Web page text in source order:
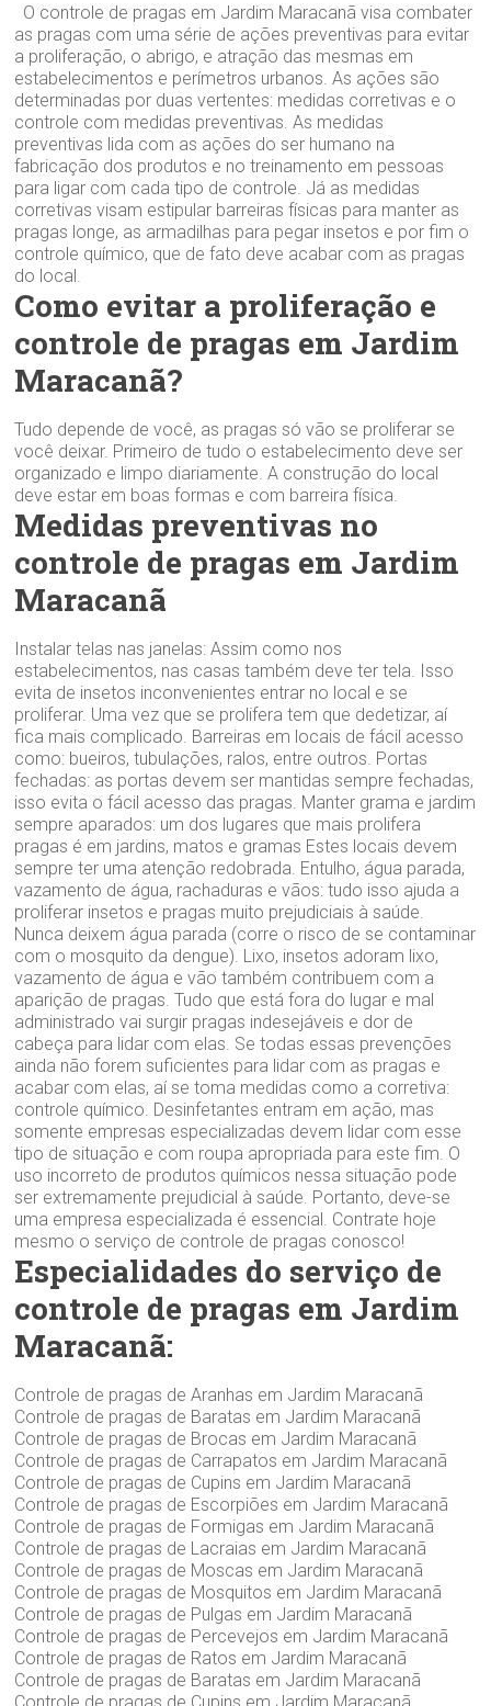
O controle de pragas em Jardim Maracanã visa combater
as pragas com uma série de ações preventivas para evitar
a proliferação, o abrigo, e atração das mesmas em
estabelecimentos e perímetros urbanos. As ações são
determinadas por duas vertentes: medidas corretivas e o
controle com medidas preventivas. As medidas
preventivas lida com as ações do ser humano na
fabricação dos produtos e no treinamento em pessoas
para ligar com cada tipo de controle. Já as medidas
corretivas visam estipular barreiras físicas para manter as
pragas longe, as armadilhas para pegar insetos e por fim o
controle químico, que de fato deve acabar com as pragas
do local.
Como evitar a proliferação e
controle de pragas em Jardim
Maracanã?
Tudo depende de você, as pragas só vão se proliferar se
você deixar. Primeiro de tudo o estabelecimento deve ser
organizado e limpo diariamente. A construção do local
deve estar em boas formas e com barreira física.
Medidas preventivas no
controle de pragas em Jardim
Maracanã
Instalar telas nas janelas: Assim como nos
estabelecimentos, nas casas também deve ter tela. Isso
evita de insetos inconvenientes entrar no local e se
proliferar. Uma vez que se prolifera tem que dedetizar, aí
fica mais complicado. Barreiras em locais de fácil acesso
como: bueiros, tubulações, ralos, entre outros. Portas
fechadas: as portas devem ser mantidas sempre fechadas,
isso evita o fácil acesso das pragas. Manter grama e jardim
sempre aparados: um dos lugares que mais prolifera
pragas é em jardins, matos e gramas Estes locais devem
sempre ter uma atenção redobrada. Entulho, água parada,
vazamento de água, rachaduras e vãos: tudo isso ajuda a
proliferar insetos e pragas muito prejudiciais à saúde.
Nunca deixem água parada (corre o risco de se contaminar
com o mosquito da dengue). Lixo, insetos adoram lixo,
vazamento de água e vão também contribuem com a
aparição de pragas. Tudo que está fora do lugar e mal
administrado vai surgir pragas indesejáveis e dor de
cabeça para lidar com elas. Se todas essas prevenções
ainda não forem suficientes para lidar com as pragas e
acabar com elas, aí se toma medidas como a corretiva:
controle químico. Desinfetantes entram em ação, mas
somente empresas especializadas devem lidar com esse
tipo de situação e com roupa apropriada para este fim. O
uso incorreto de produtos químicos nessa situação pode
ser extremamente prejudicial à saúde. Portanto, deve-se
uma empresa especializada é essencial. Contrate hoje
mesmo o serviço de controle de pragas conosco!
Especialidades do serviço de
controle de pragas em Jardim
Maracanã:
Controle de pragas de Aranhas em Jardim Maracanã
Controle de pragas de Baratas em Jardim Maracanã
Controle de pragas de Brocas em Jardim Maracanã
Controle de pragas de Carrapatos em Jardim Maracanã
Controle de pragas de Cupins em Jardim Maracanã
Controle de pragas de Escorpiões em Jardim Maracanã
Controle de pragas de Formigas em Jardim Maracanã
Controle de pragas de Lacraias em Jardim Maracanã
Controle de pragas de Moscas em Jardim Maracanã
Controle de pragas de Mosquitos em Jardim Maracanã
Controle de pragas de Pulgas em Jardim Maracanã
Controle de pragas de Percevejos em Jardim Maracanã
Controle de pragas de Ratos em Jardim Maracanã
Controle de pragas de Baratas em Jardim Maracanã
Controle de pragas de Cupins em Jardim Maracanã